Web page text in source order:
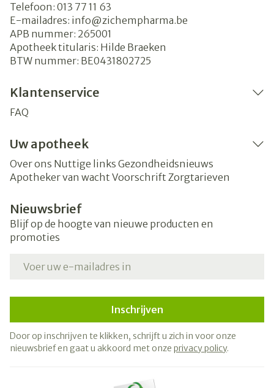
Telefoon: 013 77 11 63
E-mailadres: info@zichempharma.be
APB nummer: 265001
Apotheek titularis: Hilde Braeken
BTW nummer: BE0431802725
Klantenservice
FAQ
Uw apotheek
Over ons Nuttige links Gezondheidsnieuws
Apotheker van wacht Voorschrift Zorgtarieven
Nieuwsbrief
Blijf op de hoogte van nieuwe producten en
promoties
Inschrijven
Door op inschrijven te klikken, schrijft u zich in voor onze
nieuwsbrief en gaat u akkoord met onze privacy policy.